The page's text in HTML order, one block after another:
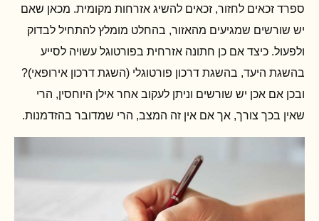
ספרד זכאים לחזור, זכאים להשיג אזרחות מקומית. מכאן שאם
יש שורשים שמגיעים מהאזור, בהחלט מומלץ להתחיל לבדוק
ולפעול. כיצד אם כן חתונה אזרחית בפורטוגל עשויה לסייע
בהשגת היעד, בהשגת דרכון פורטוגלי (השגת דרכון אירופאי)?
ובכן אם אכן יש שורשים וניתן לעקוב אחר אילן היוחסין, הרי
שאין בכך צורך, אך אם אין זה המצב, הרי שמדובר בהזדמנות.